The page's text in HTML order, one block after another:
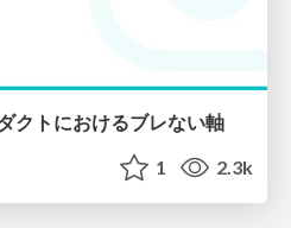
クトにおけるブレない軸
1 2.3k